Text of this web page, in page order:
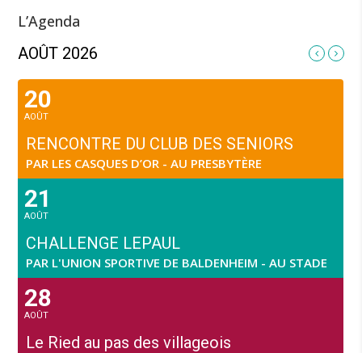
L’Agenda
AOÛT 2026
20
AOÛT
RENCONTRE DU CLUB DES SENIORS
PAR LES CASQUES D’OR - AU PRESBYTÈRE
21
AOÛT
CHALLENGE LEPAUL
PAR L'UNION SPORTIVE DE BALDENHEIM - AU STADE
28
AOÛT
Le Ried au pas des villageois